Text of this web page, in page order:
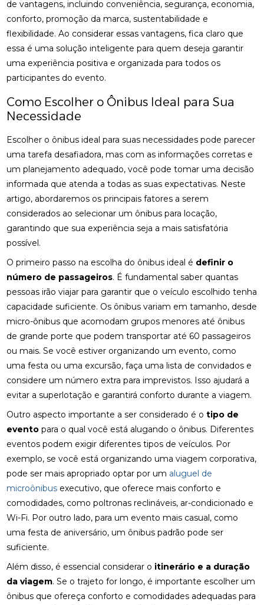
de vantagens, incluindo conveniência, segurança, economia,
conforto, promoção da marca, sustentabilidade e
flexibilidade. Ao considerar essas vantagens, fica claro que
essa é uma solução inteligente para quem deseja garantir
uma experiência positiva e organizada para todos os
participantes do evento.
Como Escolher o Ônibus Ideal para Sua
Necessidade
Escolher o ônibus ideal para suas necessidades pode parecer
uma tarefa desafiadora, mas com as informações corretas e
um planejamento adequado, você pode tomar uma decisão
informada que atenda a todas as suas expectativas. Neste
artigo, abordaremos os principais fatores a serem
considerados ao selecionar um ônibus para locação,
garantindo que sua experiência seja a mais satisfatória
possível.
O primeiro passo na escolha do ônibus ideal é definir o
número de passageiros. É fundamental saber quantas
pessoas irão viajar para garantir que o veículo escolhido tenha
capacidade suficiente. Os ônibus variam em tamanho, desde
micro-ônibus que acomodam grupos menores até ônibus
de grande porte que podem transportar até 60 passageiros
ou mais. Se você estiver organizando um evento, como
uma festa ou uma excursão, faça uma lista de convidados e
considere um número extra para imprevistos. Isso ajudará a
evitar a superlotação e garantirá conforto durante a viagem.
Outro aspecto importante a ser considerado é otipo de
evento para o qual você está alugando o ônibus. Diferentes
eventos podem exigir diferentes tipos de veículos. Por
exemplo, se você está organizando uma viagem corporativa,
pode ser mais apropriado optar por um aluguel de
microônibus executivo, que oferece mais conforto e
comodidades, como poltronas reclináveis, ar-condicionado e
Wi-Fi. Por outro lado, para um evento mais casual, como
uma festa de aniversário, um ônibus padrão pode ser
suficiente.
Além disso, é essencial considerar o itinerário e a duração
da viagem. Se o trajeto for longo, é importante escolher um
ônibus que ofereça conforto e comodidades adequadas para